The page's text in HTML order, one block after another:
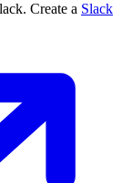
Create a Slack